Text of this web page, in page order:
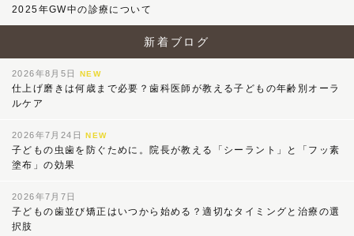
2025年GW中の診療について
新着ブログ
2026年8月5日NEW
仕上げ磨きは何歳まで必要？歯科医師が教える子どもの年齢別オーラ
ルケア
2026年7月24日NEW
子どもの虫歯を防ぐために。院長が教える「シーラント」と「フッ素
塗布」の効果
2026年7月7日
子どもの歯並び矯正はいつから始める？適切なタイミングと治療の選
択肢